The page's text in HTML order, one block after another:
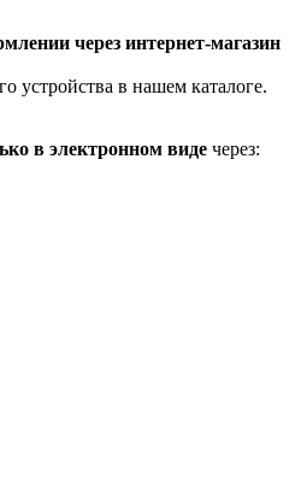
через интернет-магазин
устройства в нашем каталоге.
в электронном виде через: